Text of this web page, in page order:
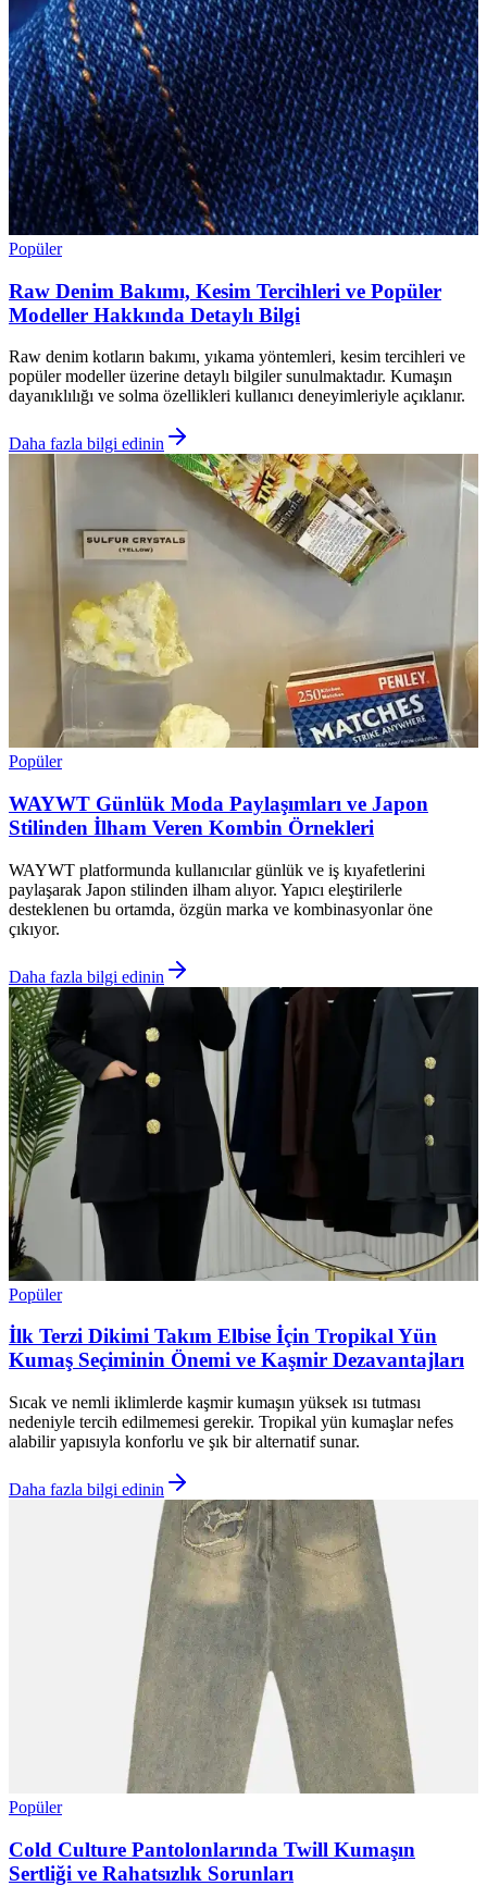
Popüler
Raw Denim Bakımı, Kesim Tercihleri ve Popüler
Modeller Hakkında Detaylı Bilgi
Raw denim kotların bakımı, yıkama yöntemleri, kesim tercihleri ve
popüler modeller üzerine detaylı bilgiler sunulmaktadır. Kumaşın
dayanıklılığı ve solma özellikleri kullanıcı deneyimleriyle açıklanır.
Daha fazla bilgi edinin
Popüler
WAYWT Günlük Moda Paylaşımları ve Japon
Stilinden İlham Veren Kombin Örnekleri
WAYWT platformunda kullanıcılar günlük ve iş kıyafetlerini
paylaşarak Japon stilinden ilham alıyor. Yapıcı eleştirilerle
desteklenen bu ortamda, özgün marka ve kombinasyonlar öne
çıkıyor.
Daha fazla bilgi edinin
Popüler
İlk Terzi Dikimi Takım Elbise İçin Tropikal Yün
Kumaş Seçiminin Önemi ve Kaşmir Dezavantajları
Sıcak ve nemli iklimlerde kaşmir kumaşın yüksek ısı tutması
nedeniyle tercih edilmemesi gerekir. Tropikal yün kumaşlar nefes
alabilir yapısıyla konforlu ve şık bir alternatif sunar.
Daha fazla bilgi edinin
Popüler
Cold Culture Pantolonlarında Twill Kumaşın
Sertliği ve Rahatsızlık Sorunları